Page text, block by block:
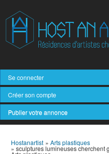
Se connecter
Créer son compte
Publier votre annonce
Hostanartist » Arts plastiques
» sculptures lumineuses cherchent